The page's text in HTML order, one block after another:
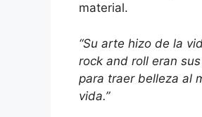
material.
“Su arte hizo de la
rock and roll eran
para traer belleza al
vida.”